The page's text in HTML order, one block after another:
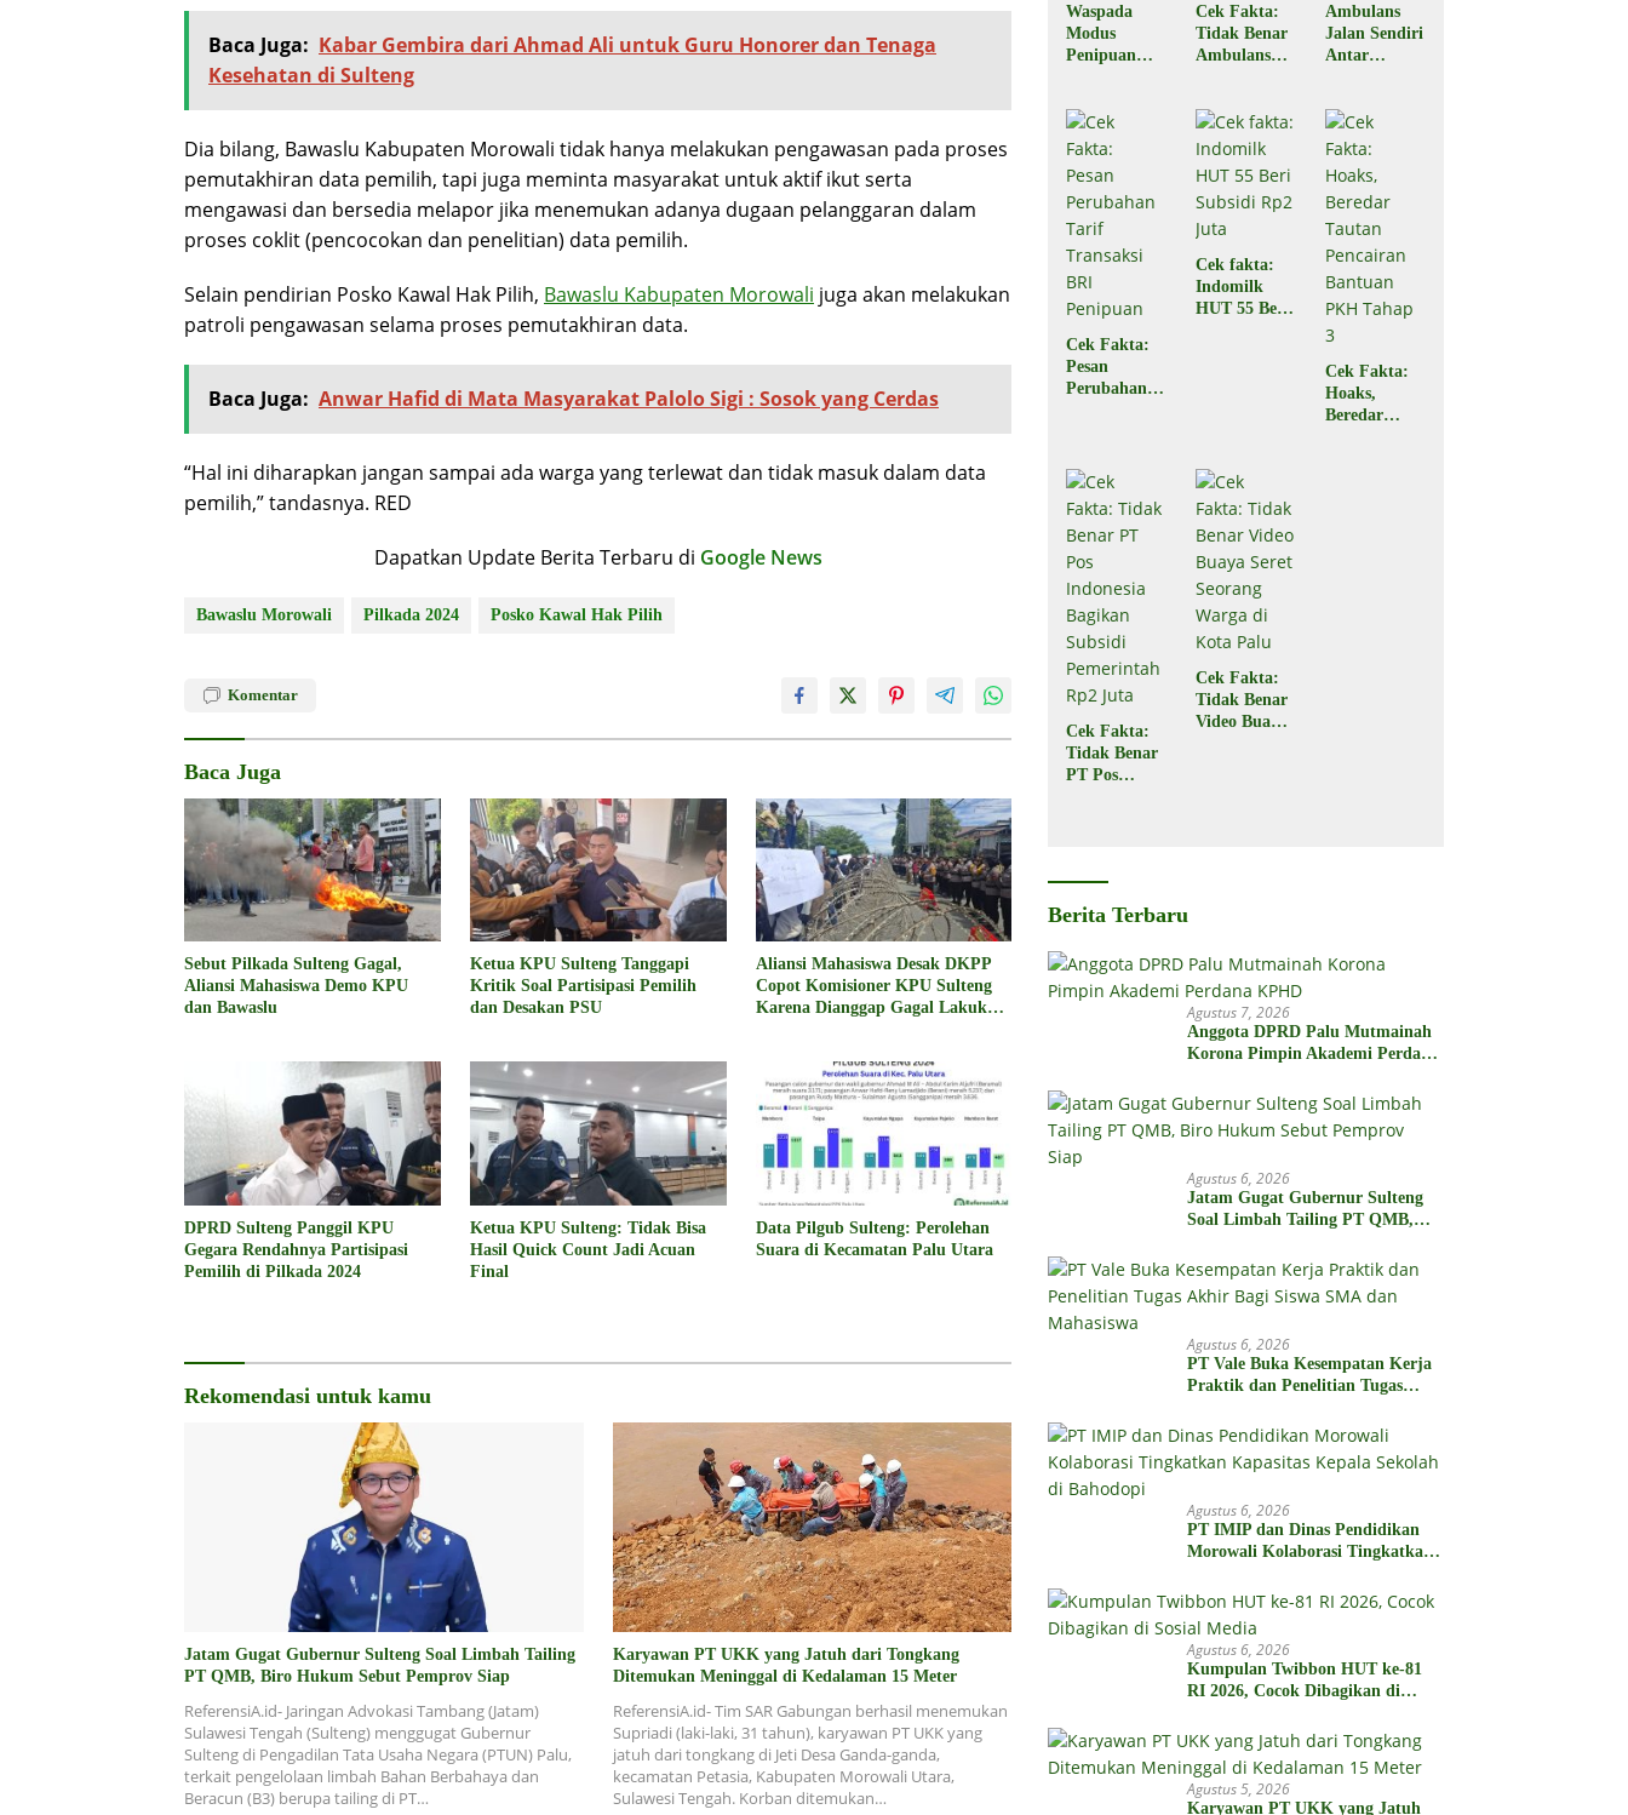
Baca Juga: Kabar Gembira dari Ahmad Ali untuk Guru Honorer dan Tenaga
Kesehatan di Sulteng
Dia bilang, Bawaslu Kabupaten Morowali tidak hanya melakukan pengawasan pada proses
pemutakhiran data pemilih, tapi juga meminta masyarakat untuk aktif ikut serta
mengawasi dan bersedia melapor jika menemukan adanya dugaan pelanggaran dalam
proses coklit (pencocokan dan penelitian) data pemilih.
Selain pendirian Posko Kawal Hak Pilih, Bawaslu Kabupaten Morowali juga akan melakukan
patroli pengawasan selama proses pemutakhiran data.
Baca Juga: Anwar Hafid di Mata Masyarakat Palolo Sigi : Sosok yang Cerdas
“Hal ini diharapkan jangan sampai ada warga yang terlewat dan tidak masuk dalam data
pemilih,” tandasnya. RED
Dapatkan Update Berita Terbaru di Google News
Bawaslu Morowali Pilkada 2024 Posko Kawal Hak Pilih
Komentar
Baca Juga
Sebut Pilkada Sulteng Gagal,
Aliansi Mahasiswa Demo KPU
dan Bawaslu
Ketua KPU Sulteng Tanggapi
Kritik Soal Partisipasi Pemilih
dan Desakan PSU
Aliansi Mahasiswa Desak DKPP
Copot Komisioner KPU Sulteng
Karena Dianggap Gagal Lakukan
DPRD Sulteng Panggil KPU
Gegara Rendahnya Partisipasi
Pemilih di Pilkada 2024
Ketua KPU Sulteng: Tidak Bisa
Hasil Quick Count Jadi Acuan
Final
Data Pilgub Sulteng: Perolehan
Suara di Kecamatan Palu Utara
Rekomendasi untuk kamu
Jatam Gugat Gubernur Sulteng Soal Limbah Tailing
PT QMB, Biro Hukum Sebut Pemprov Siap
ReferensiA.id- Jaringan Advokasi Tambang (Jatam)
Sulawesi Tengah (Sulteng) menggugat Gubernur
Sulteng di Pengadilan Tata Usaha Negara (PTUN) Palu,
terkait pengelolaan limbah Bahan Berbahaya dan
Beracun (B3) berupa tailing di PT…
Karyawan PT UKK yang Jatuh dari Tongkang
Ditemukan Meninggal di Kedalaman 15 Meter
ReferensiA.id- Tim SAR Gabungan berhasil menemukan
Supriadi (laki-laki, 31 tahun), karyawan PT UKK yang
jatuh dari tongkang di Jeti Desa Ganda-ganda,
kecamatan Petasia, Kabupaten Morowali Utara,
Sulawesi Tengah. Korban ditemukan…
Waspada
Modus
Penipuan
Kirim Pesan
WA
Cek Fakta:
Tidak Benar
Ambulans
Jenazah di
Ampana
Ambulans
Jalan Sendiri
Antar
di Ampana
Sulteng,
Begini
Faktanya
Cek Fakta:
Pesan
Perubahan
Penipuan
Cek fakta:
Indomilk
HUT 55 Beri
Cek Fakta:
Hoaks,
Beredar
Cek Fakta:
Tidak Benar
PT Pos
Rp2 Juta
Cek Fakta:
Tidak Benar
Video Buaya
Berita Terbaru
Agustus 7, 2026
Anggota DPRD Palu Mutmainah
Korona Pimpin Akademi Perdana
Agustus 6, 2026
Jatam Gugat Gubernur Sulteng
Soal Limbah Tailing PT QMB,
Agustus 6, 2026
PT Vale Buka Kesempatan Kerja
Praktik dan Penelitian Tugas
Mahasiswa
Agustus 6, 2026
PT IMIP dan Dinas Pendidikan
Morowali Kolaborasi Tingkatkan
Bahodopi
Agustus 6, 2026
Kumpulan Twibbon HUT ke-81
RI 2026, Cocok Dibagikan di
Agustus 5, 2026
Karyawan PT UKK yang Jatuh